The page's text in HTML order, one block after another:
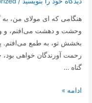
هنگامی که ای مولای من، به
وحشت و دهشت می‌افتم، و
بخشش تو، به طمع می‌افتم.
رحمت آورندگان خواهی
گناه …
دستگیری
ادامه »